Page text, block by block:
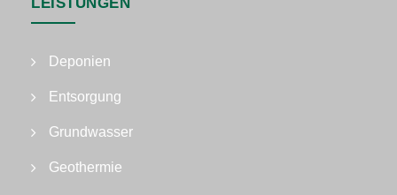
Deponien
Entsorgung
Grundwasser
Geothermie